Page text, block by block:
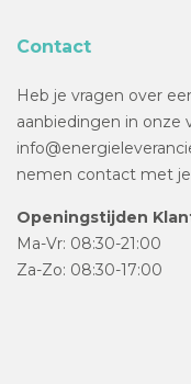
Contact
Heb je vragen over
aanbiedingen in onze
nemen contact met
Openingstijden
Ma-Vr: 08:30-21:00
Za-Zo: 08:30-17:00